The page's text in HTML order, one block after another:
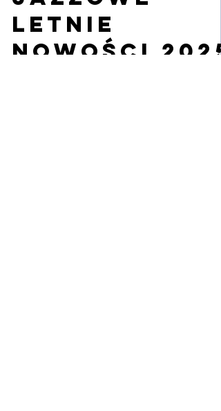
ROBERT KOZUBAL
17 wrz 2025
5 minut(y) czytania
Jazzowe